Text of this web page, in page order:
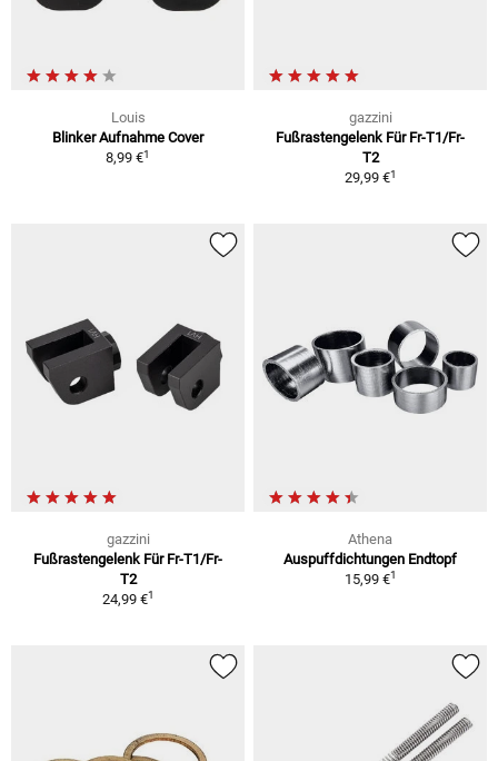
Louis
Blinker Aufnahme Cover
8,99 €1
gazzini
Fußrastengelenk Für Fr-T1/Fr-
T2
29,99 €1
gazzini
Fußrastengelenk Für Fr-T1/Fr-
T2
24,99 €1
Athena
Auspuffdichtungen Endtopf
15,99 €1